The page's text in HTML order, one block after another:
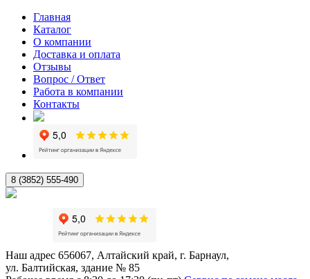
Главная
Каталог
О компании
Доставка и оплата
Отзывы
Вопрос / Ответ
Работа в компании
Контакты
8 (3852) 555-490
Наш адрес 656067, Алтайский край, г. Барнаул,
ул. Балтийская, здание № 85